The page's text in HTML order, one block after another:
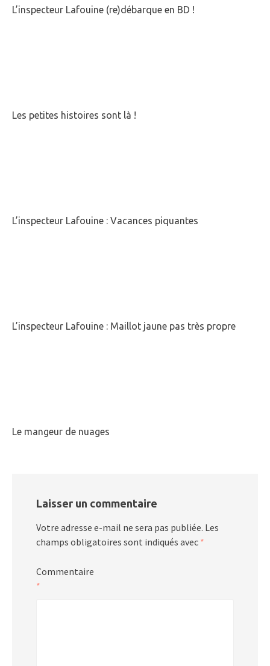
L’inspecteur Lafouine (re)débarque en BD !
Les petites histoires sont là !
L’inspecteur Lafouine : Vacances piquantes
L’inspecteur Lafouine : Maillot jaune pas très propre
Le mangeur de nuages
Laisser un commentaire
Votre adresse e-mail ne sera pas publiée. Les
champs obligatoires sont indiqués avec *
Commentaire
*